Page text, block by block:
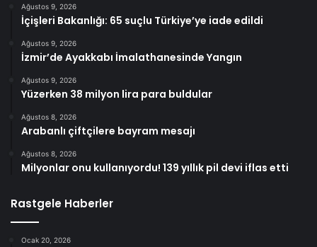
Ağustos 9, 2026
İçişleri Bakanlığı: 65 suçlu Türkiye’ye iade edildi
Ağustos 9, 2026
İzmir’de Ayakkabı İmalathanesinde Yangın
Ağustos 9, 2026
Yüzerken 38 milyon lira para buldular
Ağustos 8, 2026
Arabanlı çiftçilere bayram mesajı
Ağustos 8, 2026
Milyonlar onu kullanıyordu! 139 yıllık pil devi iflas etti
Rastgele Haberler
Ocak 20, 2026